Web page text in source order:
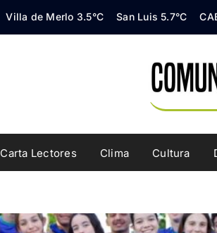
Villa de Merlo 3.5°C San Luis 5.7°C
Carta Lectores Clima Cultura